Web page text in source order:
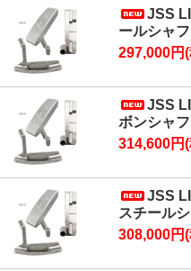
JSS
ールシャフ
297,000円
JSS
ボンシャフ
314,600円
JSS
スチールシ
308,000円